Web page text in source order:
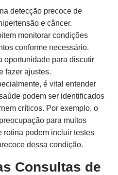
detecção precoce de
e câncer.
monitorar condições
conforme necessário.
oportunidade para discutir
fazer ajustes.
é vital entender
podem ser identificados
críticos. Por exemplo, o
para muitos
rotina podem incluir testes
dessa condição.
Consultas de